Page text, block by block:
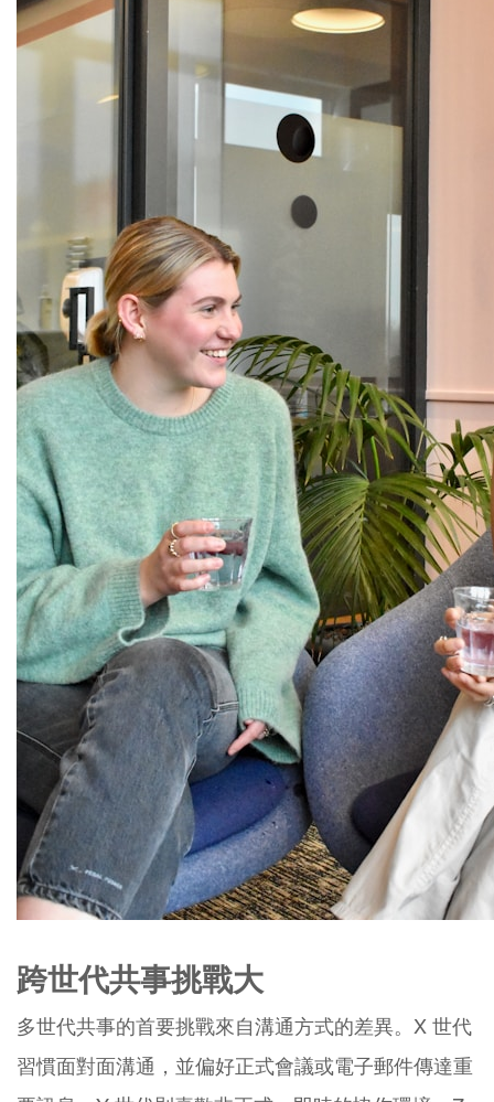
跨世代共事挑戰大
多世代共事的首要挑戰來自溝通方式的差異。X 世代
習慣面對面溝通，並偏好正式會議或電子郵件傳達重